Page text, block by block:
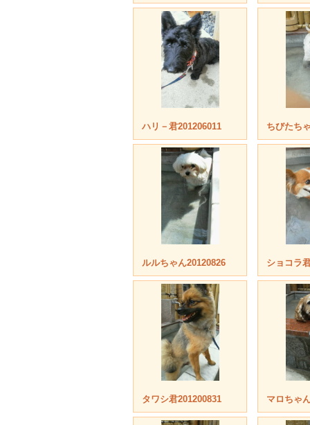
ハリ－君201206011 ちびたち
ルルちゃん20120826 ショコラ
タワシ君201200831 マロちゃ